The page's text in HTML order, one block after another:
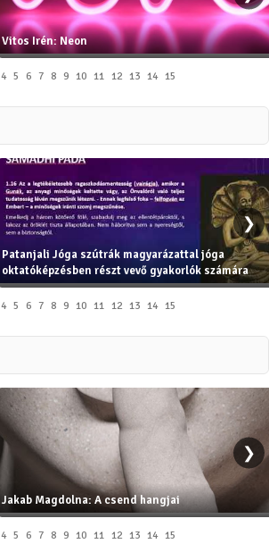
Vitos Irén: Neon
4 5 6 7 8 9 10 11 12 13 14 15
Patanjali Jóga szútrák magyarázattal jóga
oktatóképzésben részt vevő gyakorlók számára
❯
4 5 6 7 8 9 10 11 12 13 14 15
Jakab Magdolna: A csend hangjai
❯
4 5 6 7 8 9 10 11 12 13 14 15